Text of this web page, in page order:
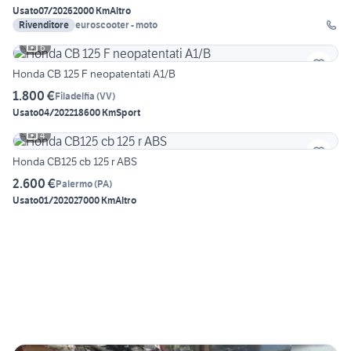
Usato07/20262000 KmAltro
Rivenditore euroscooter - moto
6
Honda CB 125 F neopatentati A1/B
1.800 €Filadelfia (VV)
Usato04/202218600 KmSport
4
Honda CB125 cb 125 r ABS
2.600 €Palermo(PA)
Usato01/202027000 KmAltro